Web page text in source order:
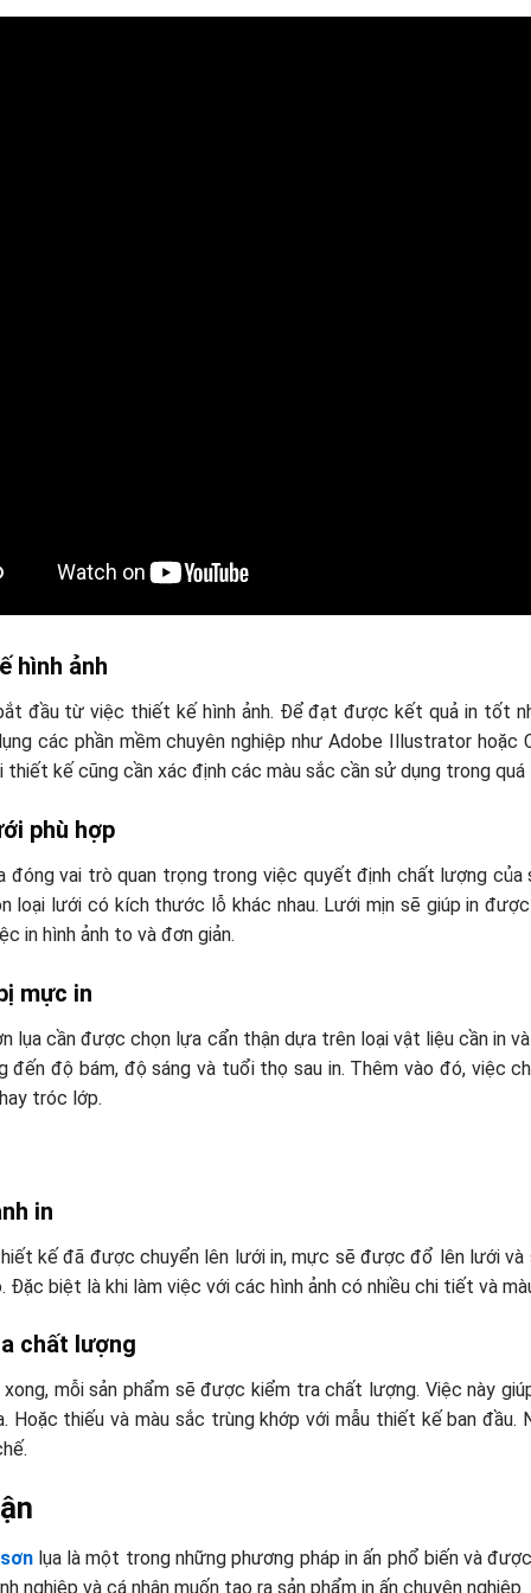
hình ảnh
đầu từ việc thiết kế hình ảnh. Để đạt được kết quả in tốt
các phần mềm chuyên nghiệp như Adobe Illustrator
thiết kế cũng cần xác định các màu sắc cần sử dụng trong quá
phù hợp
đóng vai trò quan trọng trong việc quyết định chất lượng của
loại lưới có kích thước lỗ khác nhau. Lưới mịn sẽ giúp in
in hình ảnh to và đơn giản.
mực in
lụa cần được chọn lựa cẩn thận dựa trên loại vật liệu cần in
đến độ bám, độ sáng và tuổi thọ sau in. Thêm vào đó, việc
tróc lớp.
in
kế đã được chuyển lên lưới in, mực sẽ được đổ lên lưới và
Đặc biệt là khi làm việc với các hình ảnh có nhiều chi tiết và
chất lượng
xong, mỗi sản phẩm sẽ được kiểm tra chất lượng. Việc này
Hoặc thiếu và màu sắc trùng khớp với mẫu thiết kế ban
lụa là một trong những phương pháp in ấn phổ biến và
nghiệp và cá nhân muốn tạo ra sản phẩm in ấn chuyên nghiệp.